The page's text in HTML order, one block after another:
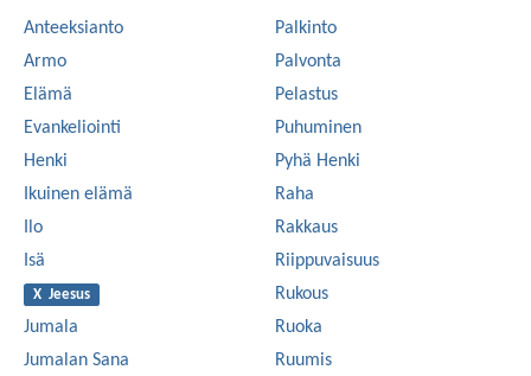
Anteeksianto
Armo
Elämä
Evankeliointi
Henki
Ikuinen elämä
Ilo
Isä
X Jeesus
Jumala
Jumalan Sana
Palkinto
Palvonta
Pelastus
Puhuminen
Pyhä Henki
Raha
Rakkaus
Riippuvaisuus
Rukous
Ruoka
Ruumis